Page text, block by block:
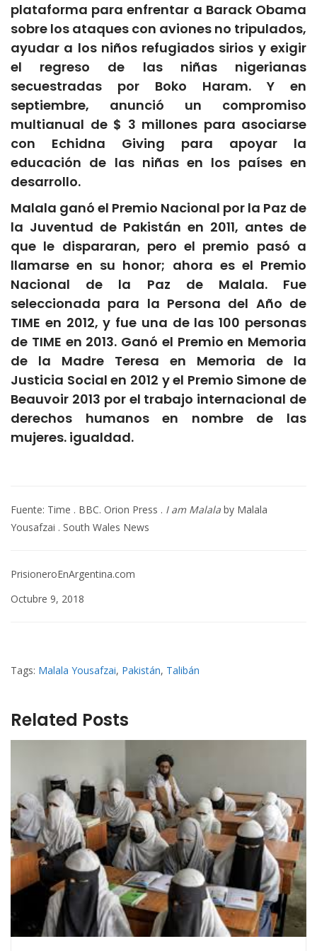
plataforma para enfrentar a Barack Obama
sobre los ataques con aviones no tripulados,
ayudar a los niños refugiados sirios y exigir
el regreso de las niñas nigerianas
secuestradas por Boko Haram. Y en
septiembre, anunció un compromiso
multianual de $ 3 millones para asociarse
con Echidna Giving para apoyar la
educación de las niñas en los países en
desarrollo.
Malala ganó el Premio Nacional por la Paz de
la Juventud de Pakistán en 2011, antes de
que le dispararan, pero el premio pasó a
llamarse en su honor; ahora es el Premio
Nacional de la Paz de Malala. Fue
seleccionada para la Persona del Año de
TIME en 2012, y fue una de las 100 personas
de TIME en 2013. Ganó el Premio en Memoria
de la Madre Teresa en Memoria de la
Justicia Social en 2012 y el Premio Simone de
Beauvoir 2013 por el trabajo internacional de
derechos humanos en nombre de las
mujeres. igualdad.
Fuente: Time . BBC. Orion Press . I am Malala by Malala
Yousafzai . South Wales News
PrisioneroEnArgentina.com
Octubre 9, 2018
Tags: Malala Yousafzai, Pakistán, Talibán
Related Posts